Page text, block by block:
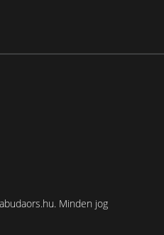
Minden jog